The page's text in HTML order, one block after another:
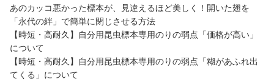
あのカッコ悪かった標本が、見違えるほど美しく！開いた翅を
「永代の絆」で簡単に閉じさせる方法
【時短・高耐久】自分用昆虫標本専用のりの弱点「価格が高い」
について
【時短・高耐久】自分用昆虫標本専用のりの弱点「糊があふれ出
てくる」について